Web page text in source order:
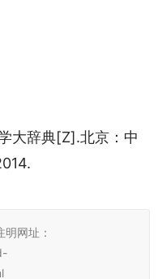
大辞典[Z].北京：中
网址：